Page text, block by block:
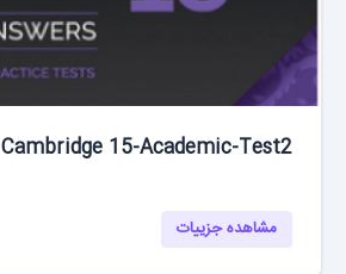
Cambridge 15-Academic-Test2
مشاهده جزییات